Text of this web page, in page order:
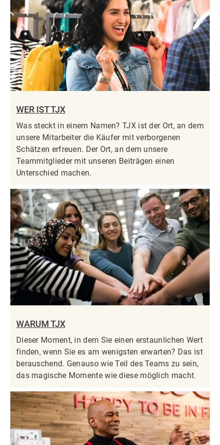
WER IST TJX
Was steckt in einem Namen? TJX ist der Ort, an dem
unsere Mitarbeiter die Käufer mit verborgenen
Schätzen erfreuen. Der Ort, an dem unsere
Teammitglieder mit unseren Beiträgen einen
Unterschied machen.
WARUM TJX
Dieser Moment, in dem Sie einen erstaunlichen Wert
finden, wenn Sie es am wenigsten erwarten? Das ist
berauschend. Genauso wie Teil des Teams zu sein,
das magische Momente wie diese möglich macht.